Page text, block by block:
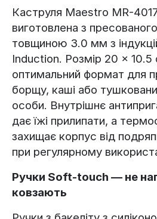
Каструля Maestro MR-
виготовлена з
товщиною 3.0 мм з
Induction. Розмір 20 ×
оптимальний формат для
борщу, каші або
особи. Внутрішнє
дає їжі прилипати, а
захищає корпус від
при регулярному
Ручки Soft-touch — не
ковзають